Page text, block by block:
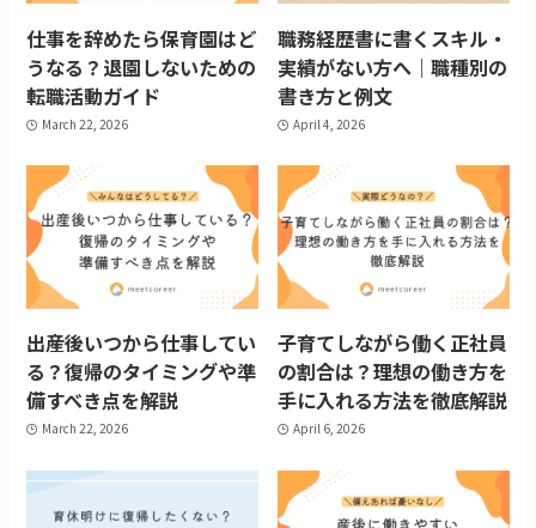
仕事を辞めたら保育園はど
うなる？退園しないための
転職活動ガイド
March 22, 2026
職務経歴書に書くスキル・
実績がない方へ｜職種別の
書き方と例文
April 4, 2026
出産後いつから仕事してい
る？復帰のタイミングや準
備すべき点を解説
March 22, 2026
子育てしながら働く正社員
の割合は？理想の働き方を
手に入れる方法を徹底解説
April 6, 2026